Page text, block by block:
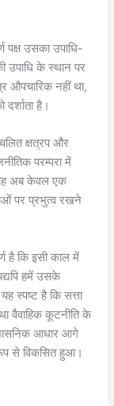
उसका उपाधि-
उपाधि के स्थान पर
औपचारिक नहीं था,
है।
क्षत्रप और
परम्परा में
यह अब केवल एक
पर प्रभुत्व रखने
है कि इसी काल में
हमें उसके
स्पष्ट है कि सत्ता
वैवाहिक कूटनीति के
आधार आगे
से विकसित हुआ।